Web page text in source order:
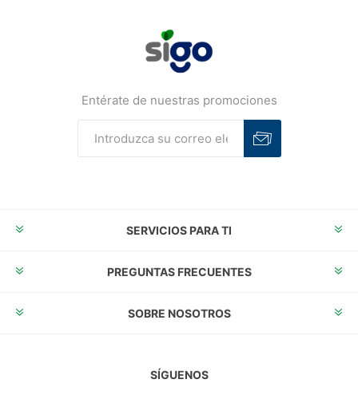
Entérate de nuestras promociones
SERVICIOS PARA TI
PREGUNTAS FRECUENTES
SOBRE NOSOTROS
SÍGUENOS